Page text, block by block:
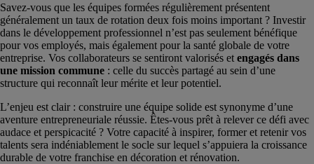
Savez-vous que les équipes formées régulièrement présentent
généralement un taux de rotation deux fois moins important ? Investir
dans le développement professionnel n’est pas seulement bénéfique
pour vos employés, mais également pour la santé globale de votre
entreprise. Vos collaborateurs se sentiront valorisés et engagés dans
une mission commune : celle du succès partagé au sein d’une
structure qui reconnaît leur mérite et leur potentiel.
L’enjeu est clair : construire une équipe solide est synonyme d’une
aventure entrepreneuriale réussie. Êtes-vous prêt à relever ce défi avec
audace et perspicacité ? Votre capacité à inspirer, former et retenir vos
talents sera indéniablement le socle sur lequel s’appuiera la croissance
durable de votre franchise en décoration et rénovation.